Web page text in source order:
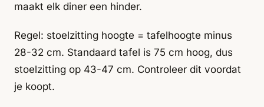
maakt elk diner een hinder.
Regel: stoelzitting hoogte = tafelhoogte minus
28-32 cm. Standaard tafel is 75 cm hoog, dus
stoelzitting op 43-47 cm. Controleer dit voordat
je koopt.